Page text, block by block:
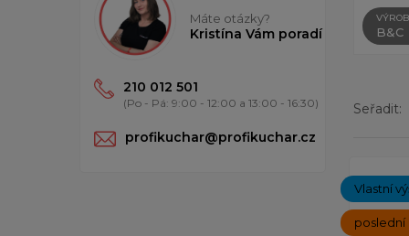
Máte otázky?
Kristína Vám poradí
210 012 501
(Po - Pá: 9:00 - 12:00 a 13:00 - 16:30)
profikuchar@profikuchar.cz
B&C
Seřadit:
Vlastní
poslední